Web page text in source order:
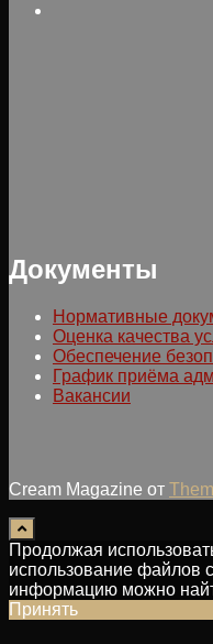
Документы
Нормативные
Оценка качества
Обеспечение
График приёма
Вакансии
Cream Magazine от
Продолжая
использование файлов
информацию можно
Принять